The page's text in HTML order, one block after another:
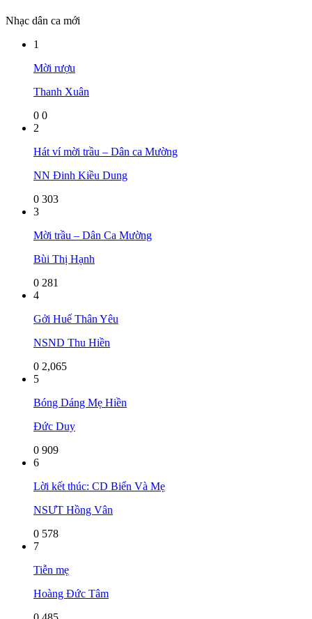
Nhạc dân ca mới
1
Mời rượu
Thanh Xuân
0 0
2
Hát ví mời trầu – Dân ca Mường
NN Đinh Kiều Dung
0 303
3
Mời trầu – Dân Ca Mường
Bùi Thị Hạnh
0 281
4
Gởi Huế Thân Yêu
NSND Thu Hiền
0 2,065
5
Bóng Dáng Mẹ Hiền
Đức Duy
0 909
6
Lời kết thúc: CD Biển Và Mẹ
NSƯT Hồng Vân
0 578
7
Tiễn mẹ
Hoàng Đức Tâm